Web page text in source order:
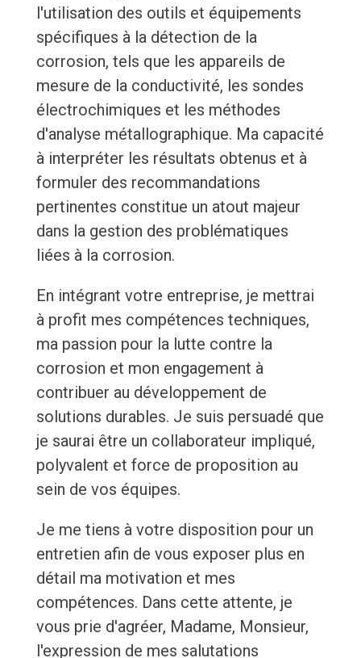
l'utilisation des outils et équipements
spécifiques à la détection de la
corrosion, tels que les appareils de
mesure de la conductivité, les sondes
électrochimiques et les méthodes
d'analyse métallographique. Ma capacité
à interpréter les résultats obtenus et à
formuler des recommandations
pertinentes constitue un atout majeur
dans la gestion des problématiques
liées à la corrosion.
En intégrant votre entreprise, je mettrai
à profit mes compétences techniques,
ma passion pour la lutte contre la
corrosion et mon engagement à
contribuer au développement de
solutions durables. Je suis persuadé que
je saurai être un collaborateur impliqué,
polyvalent et force de proposition au
sein de vos équipes.
Je me tiens à votre disposition pour un
entretien afin de vous exposer plus en
détail ma motivation et mes
compétences. Dans cette attente, je
vous prie d'agréer, Madame, Monsieur,
l'expression de mes salutations